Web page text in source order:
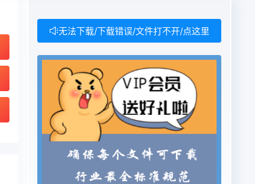
无法下载/下载错误/文件打不开/点这里